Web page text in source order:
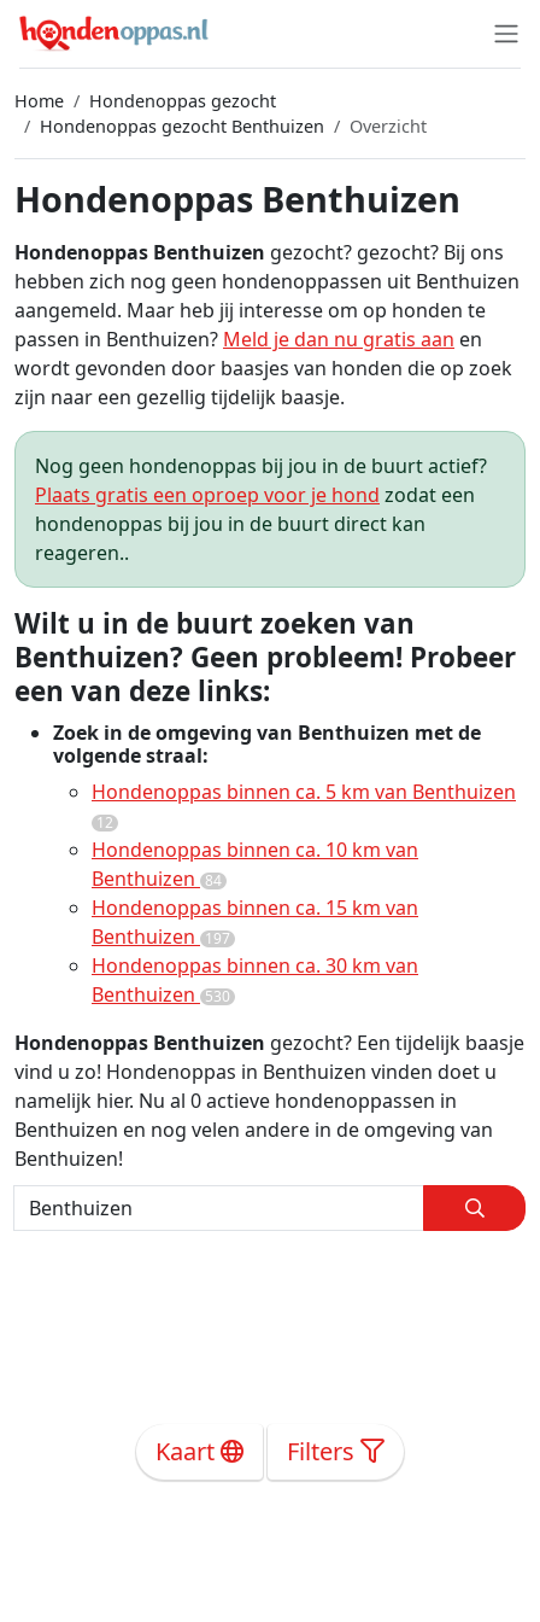
Home
Hondenoppas gezocht
Hondenoppas gezocht Benthuizen
Overzicht
Hondenoppas Benthuizen
Hondenoppas Benthuizen gezocht? gezocht? Bij ons
hebben zich nog geen hondenoppassen uit Benthuizen
aangemeld. Maar heb jij interesse om op honden te
passen in Benthuizen? Meld je dan nu gratis aan en
wordt gevonden door baasjes van honden die op zoek
zijn naar een gezellig tijdelijk baasje.
Nog geen hondenoppas bij jou in de buurt actief?
Plaats gratis een oproep voor je hond zodat een
hondenoppas bij jou in de buurt direct kan
reageren..
Wilt u in de buurt zoeken van
Benthuizen? Geen probleem! Probeer
een van deze links:
Zoek in de omgeving van Benthuizen met de
volgende straal:
Hondenoppas binnen ca. 5 km van Benthuizen
12
Hondenoppas binnen ca. 10 km van
Benthuizen 84
Hondenoppas binnen ca. 15 km van
Benthuizen 197
Hondenoppas binnen ca. 30 km van
Benthuizen 530
Hondenoppas Benthuizen gezocht? Een tijdelijk baasje
vind u zo! Hondenoppas in Benthuizen vinden doet u
namelijk hier. Nu al 0 actieve hondenoppassen in
Benthuizen en nog velen andere in de omgeving van
Benthuizen!
Kaart Filters